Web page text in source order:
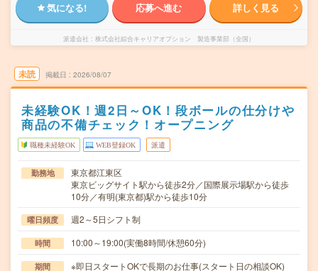
気になる! 応募へ進む 詳しく見る
派遣会社 株式会社綜合キャリアオプション 製造事業部（全国）
未読 掲載日 2026/08/07
未経験OK！週2日～OK！段ボールの仕分けや
商品の不備チェック！オープニング
職種未経験OK WEB登録OK 派遣
勤務地
東京都江東区
東京ビッグサイト駅から徒歩2分／国際展示場駅から徒歩
10分／有明(東京都)駅から徒歩10分
曜日頻度 週2～5日シフト制
時間 10:00～19:00(実働8時間/休憩60分)
期間 ※即日スタートOKで長期のお仕事(スタート日の相談OK)